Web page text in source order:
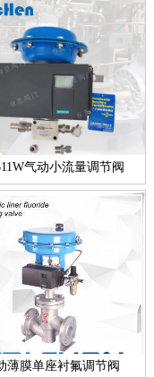
介： 台臣阀门专业研
各种流体控制难题，在
阀新款零缺陷型产品，
阀门工艺的基础上，改
阀技术介绍 反渗透装置
通过调节浓水调节阀...
阀是一个功能型的名
型电动调节阀，顾智能
气动小流量调节阀
薄膜单座衬氟调节阀